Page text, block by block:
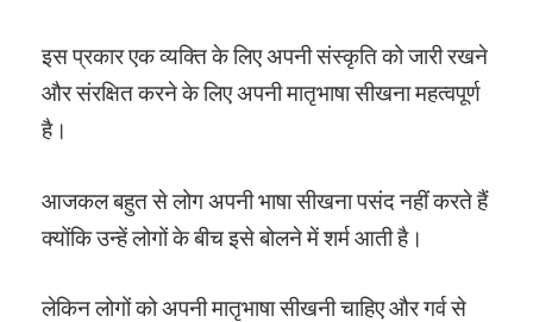
इस प्रकार एक व्यक्ति के लिए अपनी संस्कृति को जारी रखने
और संरक्षित करने के लिए अपनी मातृभाषा सीखना महत्वपूर्ण
है।
आजकल बहुत से लोग अपनी भाषा सीखना पसंद नहीं करते हैं
क्योंकि उन्हें लोगों के बीच इसे बोलने में शर्म आती है।
लेकिन लोगों को अपनी मातृभाषा सीखनी चाहिए और गर्व से